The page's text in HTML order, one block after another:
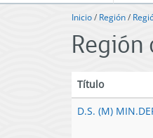
Acuicultura
-
Gobierno
de
Inicio/ Región/
Región
Título
D.S. (M)